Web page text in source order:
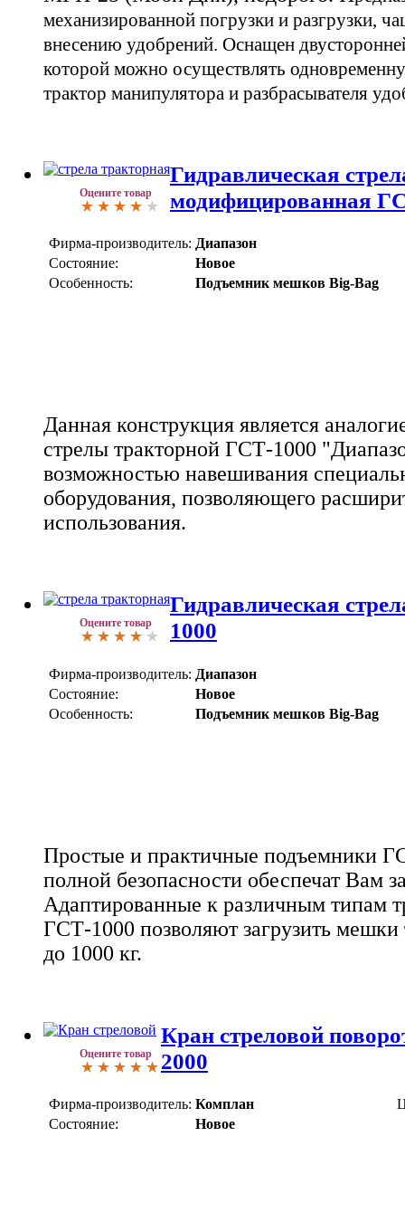
механизированной погрузки и разгрузки,
внесению удобрений. Оснащен
которой можно осуществлять
трактор манипулятора и разбрасывателя
Оцените товар
Гидравлическая
модифицированная
Фирма-производитель: Диапазон
Состояние:
Новое
Особенность:
Подъемник мешков Big-Bag
Данная конструкция является
стрелы тракторной ГСТ-1000
возможностью навешивания
оборудования, позволяющего
использования.
Оцените товар
Гидравлическая
1000
Фирма-производитель: Диапазон
Состояние:
Новое
Особенность:
Подъемник мешков Big-Bag
Простые и практичные подъемники
полной безопасности обеспечат Вам
Адаптированные к различным типам
ГСТ-1000 позволяют загрузить
до 1000 кг.
Оцените товар
Кран стреловой
2000
Фирма-производитель: Комплан
Состояние:
Новое